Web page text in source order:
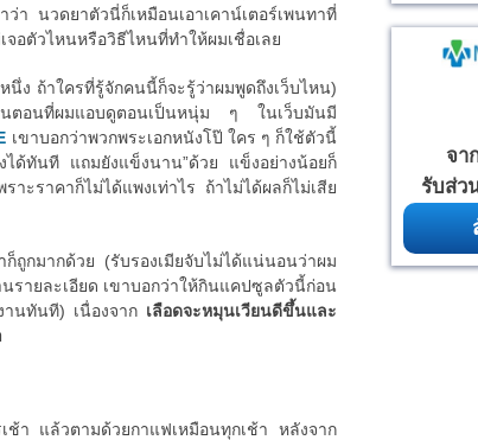
นวดยาตัวนี่ก็เหมือนเอาเคาน์เตอร์เพนทาที่
อตัวไหนหรือวิธีไหนที่ทำให้ผมเชื่อเลย
นึ่ง ถ้าใครที่รู้จักคนนี้ก็จะรู้ว่าผมพูดถึงเว็บไหน)
อนตอนที่ผมแอบดูตอนเป็นหนุ่ม ๆ ในเว็บมันมี
เขาบอกว่าพวกพระเอกหนังโป๊ ใคร ๆ ก็ใช้ตัวนี้
ด้ทันที แถมยังแข็งนาน”ด้วย แข็งอย่างน้อยก็
ะราคาก็ไม่ได้แพงเท่าไร ถ้าไม่ได้ผลก็ไม่เสีย
ก็ถูกมากด้วย (รับรองเมียจับไม่ได้แน่นอนว่าผม
รายละเอียด เขาบอกว่าให้กินแคปซูลตัวนี้ก่อน
นทันที) เนื่องจาก เลือดจะหมุนเวียนดีขึ้นและ
ช้า แล้วตามด้วยกาแฟเหมือนทุกเช้า หลังจาก
จา
รับส่ว